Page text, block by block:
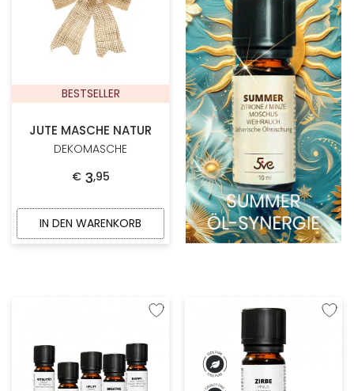
BESTSELLER
JUTE MASCHE NATUR
DEKOMASCHE
€ 3,95
IN DEN WARENKORB
Zur Wunschliste hinzufügen Zur